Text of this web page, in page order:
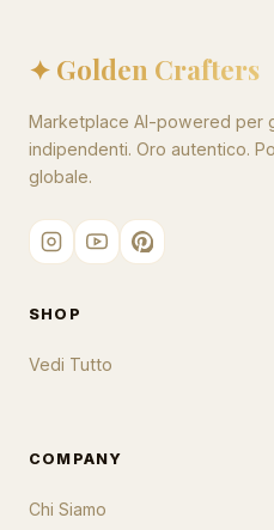
✦ Golden Crafters
Marketplace AI-powered per
indipendenti. Oro autentico.
globale.
SHOP
Vedi Tutto
COMPANY
Chi Siamo